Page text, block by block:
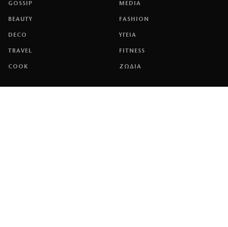
GOSSIP MEDIA
BEAUTY FASHION
DECO ΥΓΕΙΑ
TRAVEL FITNESS
COOK ΖΩΔΙΑ